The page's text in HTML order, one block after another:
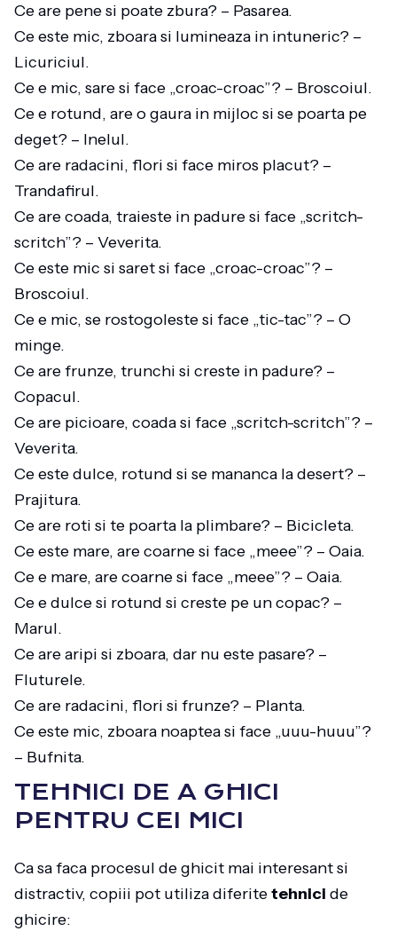
Ce are pene si poate zbura? – Pasarea.
Ce este mic, zboara si lumineaza in intuneric? –
Licuriciul.
Ce e mic, sare si face „croac-croac”? – Broscoiul.
Ce e rotund, are o gaura in mijloc si se poarta pe
deget? – Inelul.
Ce are radacini, flori si face miros placut? –
Trandafirul.
Ce are coada, traieste in padure si face „scritch-
scritch”? – Veverita.
Ce este mic si saret si face „croac-croac”? –
Broscoiul.
Ce e mic, se rostogoleste si face „tic-tac”? – O
minge.
Ce are frunze, trunchi si creste in padure? –
Copacul.
Ce are picioare, coada si face „scritch-scritch”? –
Veverita.
Ce este dulce, rotund si se mananca la desert? –
Prajitura.
Ce are roti si te poarta la plimbare? – Bicicleta.
Ce este mare, are coarne si face „meee”? – Oaia.
Ce e mare, are coarne si face „meee”? – Oaia.
Ce e dulce si rotund si creste pe un copac? –
Marul.
Ce are aripi si zboara, dar nu este pasare? –
Fluturele.
Ce are radacini, flori si frunze? – Planta.
Ce este mic, zboara noaptea si face „uuu-huuu”?
– Bufnita.
TEHNICI DE A GHICI
PENTRU CEI MICI
Ca sa faca procesul de ghicit mai interesant si
distractiv, copiii pot utiliza diferitetehnici de
ghicire: